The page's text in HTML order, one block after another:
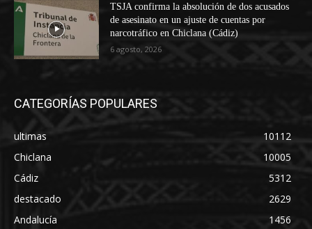
TSJA confirma la absolución de dos acusados
de asesinato en un ajuste de cuentas por
narcotráfico en Chiclana (Cádiz)
6 agosto, 2026
CATEGORÍAS POPULARES
ultimas
10112
Chiclana
10005
Cádiz
5312
destacado
2629
Andalucía
1456